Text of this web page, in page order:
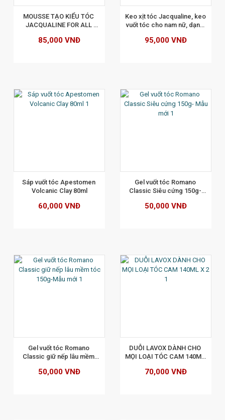
MOUSSE TẠO KIỂU TÓC
JACQUALINE FOR ALL
250ML
85,000 VNĐ
Keo xịt tóc Jacqualine, keo
vuốt tóc cho nam nữ, dạng
hơn 400ml
95,000 VNĐ
Sáp vuốt tóc Apestomen
Volcanic Clay 80ml
60,000 VNĐ
Gel vuốt tóc Romano
Classic Siêu cứng 150g-
50,000 VNĐ
Gel vuốt tóc Romano
Classic giữ nếp lâu mềm
50,000 VNĐ
DUỖI LAVOX DÀNH CHO
MỌI LOẠI TÓC CAM 140ML
70,000 VNĐ